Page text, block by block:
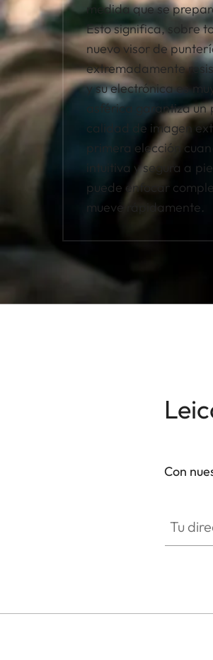
medida que se
Esto significa, sobre
nuevo visor de
extremadamente
y su electrónica es
asférica garantiza
calidad de imagen
primera elección
intuitiva y segura a
puede enfocar
mueve rápidamente.
Con